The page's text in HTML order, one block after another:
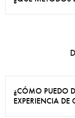
¿CÓMO PUEDO
EXPERIENCIA DE